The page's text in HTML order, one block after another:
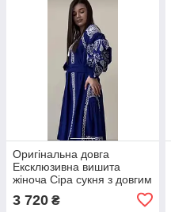
Оригінальна довга
Ексклюзивна вишита
жіноча Сіра сукня з довгим
рукавом, Сукні з вишивкою
сірі
3 720 ₴